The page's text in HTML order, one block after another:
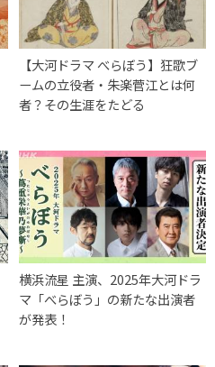
【大河ドラマ べらぼう】狂歌ブ
ームの立役者・朱楽菅江とは何
者？その生涯をたどる
横浜流星 主演、2025年大河ドラ
マ「べらぼう」の新たな出演者
が発表！